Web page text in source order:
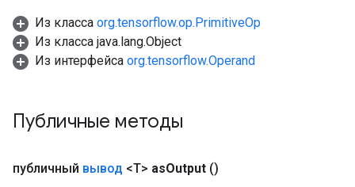
Из класса org.tensorflow.op.PrimitiveOp
Из класса java.lang.Object
Из интерфейса org.tensorflow.Operand
Публичные методы
публичный вывод <T> asOutput ()